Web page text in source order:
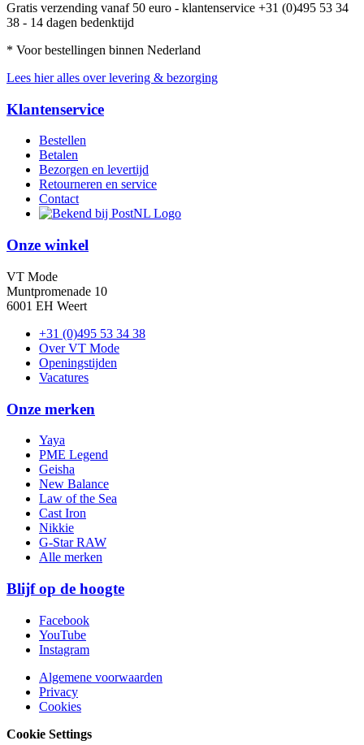
Gratis verzending vanaf 50 euro - klantenservice +31 (0)495 53 34
38 - 14 dagen bedenktijd
* Voor bestellingen binnen Nederland
Lees hier alles over levering & bezorging
Klantenservice
Bestellen
Betalen
Bezorgen en levertijd
Retourneren en service
Contact
Onze winkel
VT Mode
Muntpromenade 10
6001 EH Weert
+31 (0)495 53 34 38
Over VT Mode
Openingstijden
Vacatures
Onze merken
Yaya
PME Legend
Geisha
New Balance
Law of the Sea
Cast Iron
Nikkie
G-Star RAW
Alle merken
Blijf op de hoogte
Facebook
YouTube
Instagram
Algemene voorwaarden
Privacy
Cookies
Cookie Settings